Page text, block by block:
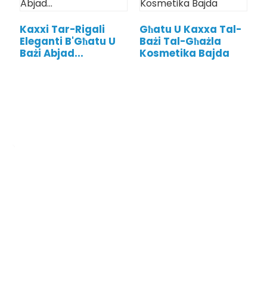
Kaxxi Tar-Rigali
Eleganti B'Għatu U
Bażi Abjad...
Għatu U Kaxxa Tal-
Bażi Tal-Għażla
Kosmetika Bajda